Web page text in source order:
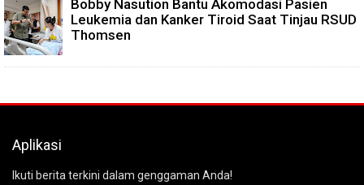
Bobby Nasution Bantu Akomodasi Pasien
Leukemia dan Kanker Tiroid Saat Tinjau RSUD
Thomsen
Aplikasi
Ikuti berita terkini dalam genggaman Anda!